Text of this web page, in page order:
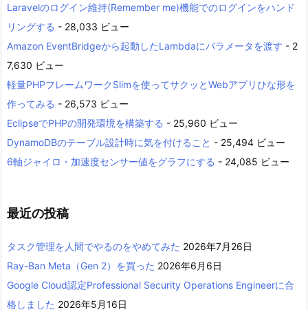
Laravelのログイン維持(Remember me)機能でのログインをハンド
リングする - 28,033 ビュー
Amazon EventBridgeから起動したLambdaにパラメータを渡す - 2
7,630 ビュー
軽量PHPフレームワークSlimを使ってサクッとWebアプリひな形を
作ってみる - 26,573 ビュー
EclipseでPHPの開発環境を構築する - 25,960 ビュー
DynamoDBのテーブル設計時に気を付けること - 25,494 ビュー
6軸ジャイロ・加速度センサー値をグラフにする - 24,085 ビュー
最近の投稿
タスク管理を人間でやるのをやめてみた 2026年7月26日
Ray-Ban Meta（Gen 2）を買った 2026年6月6日
Google Cloud認定Professional Security Operations Engineerに合
格しました 2026年5月16日